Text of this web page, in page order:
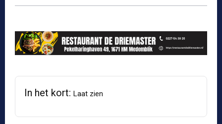
In het kort: Laat zien